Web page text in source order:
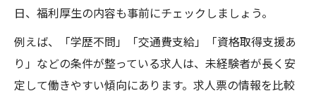
日、福利厚生の内容も事前にチェックしましょう。
例えば、「学歴不問」「交通費支給」「資格取得支援あ
り」などの条件が整っている求人は、未経験者が長く安
定して働きやすい傾向にあります。求人票の情報を比較